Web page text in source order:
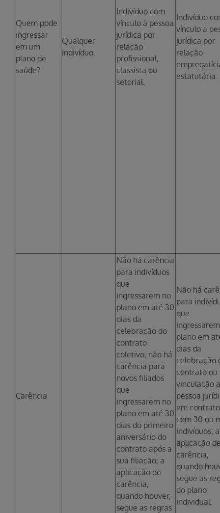
Quem pode
ingressar
em um
plano de
saúde?
Qualquer
indivíduo.
Indivíduo com
vínculo à pessoa
jurídica por
relação
profissional,
classista ou
setorial.
Indivíduo
vínculo a
jurídica por
relação
estatutária.
Carência
Não há carência
para indivíduos
que
ingressarem no
plano em até 30
dias da
celebração do
contrato
coletivo; não há
carência para
novos filiados
que
ingressarem no
plano em até 30
dias do primeiro
aniversário do
contrato após a
sua filiação; a
aplicação de
carência,
quando houver,
segue as regras
Não há
para
que
plano em
dias da
celebração
contrato ou
vinculação a
pessoa
em
com 30 ou
indivíduos; a
aplicação
carência,
quando
segue as
do plano
individual.